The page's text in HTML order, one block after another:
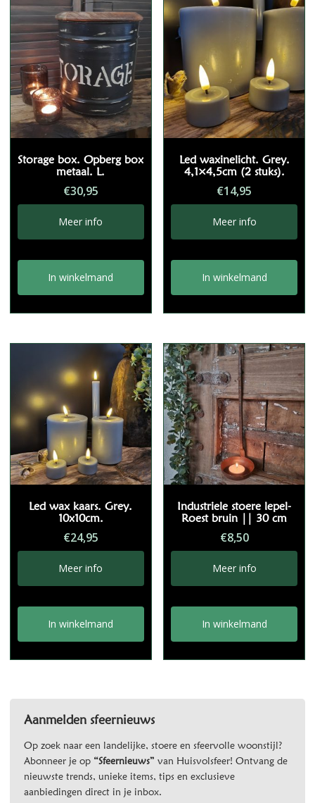
Storage box. Opberg box
metaal. L.
€30,95
Meer info
In winkelmand
Led waxinelicht. Grey.
4,1×4,5cm (2 stuks).
€14,95
Meer info
In winkelmand
Led wax kaars. Grey.
10x10cm.
€24,95
Meer info
In winkelmand
Industriele stoere lepel-
Roest bruin || 30 cm
€8,50
Meer info
In winkelmand
Aanmelden sfeernieuws
Op zoek naar een landelijke, stoere en sfeervolle woonstijl?
Abonneer je op “Sfeernieuws” van Huisvolsfeer! Ontvang de
nieuwste trends, unieke items, tips en exclusieve
aanbiedingen direct in je inbox.